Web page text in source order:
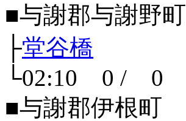
■与謝郡与謝野町
├堂谷橋
└02:10 0 / 0
■与謝郡伊根町